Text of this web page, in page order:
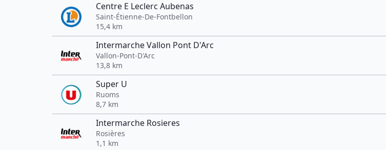
Centre E Leclerc Aubenas
Saint-Étienne-De-Fontbellon
15,4 km
Intermarche Vallon Pont D'Arc
Vallon-Pont-D'Arc
13,8 km
Super U
Ruoms
8,7 km
Intermarche Rosieres
Rosières
1,1 km